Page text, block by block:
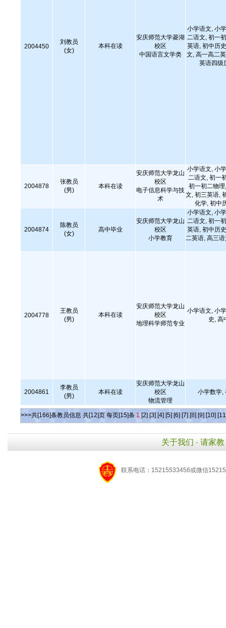
2004450
刘教员
(女)
本科在读
安庆师范大学菱湖
校区
中国语言文学类
小学语文, 小
二语文, 初一
英语, 初中历
文, 高一高二
英语四级
2004878
张教员
(男)
本科在读
安庆师范大学龙山
校区
电子信息科学与技
术
小学语文, 小
二语文, 初一
初一初二物
文, 初三英语,
化学, 初中
2004874
陈教员
(女)
高中毕业
安庆师范大学龙山
校区
小学教育
小学语文, 小
二语文, 初一
英语, 初中历
二英语, 高三
2004778
王教员
(男)
本科在读
安庆师范大学龙山
校区
地理科学师范专业
小学语文, 小
史, 高
2004861
李教员
(男)
本科在读
安庆师范大学龙山
校区
物流管理
小学数学,
>>>共[166]条教员信息 共[12]页 每页[15]条 1 [2] [3] [4] [5] [6] [7] [8] [9] [10]
关于我们 - 请家教
联系电话：15215533456或微信